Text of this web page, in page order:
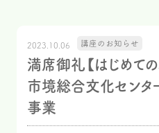
2023.10.06 講座のお知らせ
満席御礼【はじめて
市境総合文化セン
事業